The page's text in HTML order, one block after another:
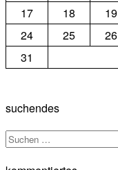
17
18 19
24
25 26
31
suchendes
Suchen